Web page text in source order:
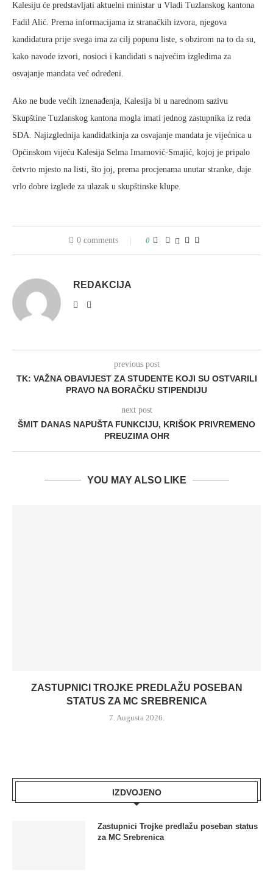
Kalesiju će predstavljati aktuelni ministar u Vladi Tuzlanskog kantona
Fadil Alić. Prema informacijama iz stranačkih izvora, njegova
kandidatura prije svega ima za cilj popunu liste, s obzirom na to da su,
kako navode izvori, nosioci i kandidati s najvećim izgledima za
osvajanje mandata već određeni.
Ako ne bude većih iznenađenja, Kalesija bi u narednom sazivu
Skupštine Tuzlanskog kantona mogla imati jednog zastupnika iz reda
SDA. Najizglednija kandidatkinja za osvajanje mandata je vijećnica u
Općinskom vijeću Kalesija Selma Imamović-Smajić, kojoj je pripalo
četvrto mjesto na listi, što joj, prema procjenama unutar stranke, daje
vrlo dobre izglede za ulazak u skupštinske klupe.
0 comments 0
REDAKCIJA
previous post
TK: VAŽNA OBAVIJEST ZA STUDENTE KOJI SU OSTVARILI
PRAVO NA BORAČKU STIPENDIJU
next post
ŠMIT DANAS NAPUŠTA FUNKCIJU, KRIŠOK PRIVREMENO
PREUZIMA OHR
YOU MAY ALSO LIKE
ZASTUPNICI TROJKE PREDLAŽU POSEBAN
STATUS ZA MC SREBRENICA
7. Augusta 2026.
IZDVOJENO
Zastupnici Trojke predlažu poseban status
za MC Srebrenica